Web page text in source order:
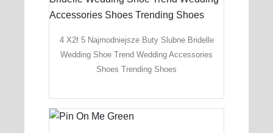
4 X2f 5 Najmodniejsze Buty Slubne Bridelle
Wedding Shoe Trend Wedding Accessories
Shoes Trending Shoes